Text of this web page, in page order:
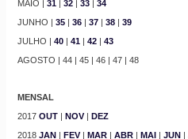
MAIO | 31| 32| 33| 34
JUNHO | 35| 36| 37| 38| 39
JULHO | 40| 41| 42| 43
AGOSTO | 44 | 45 | 46 | 47 | 48
MENSAL
2017 OUT| NOV| DEZ
2018 JAN| FEV| MAR| ABR| MAI| JUN|